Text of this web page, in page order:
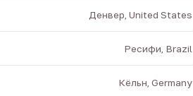
Денвер, United States
Ресифи, Brazil
Кёльн, Germany